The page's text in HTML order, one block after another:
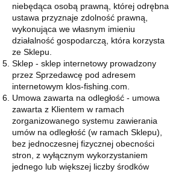
niebędąca osobą prawną, której odrębna
ustawa przyznaje zdolność prawną,
wykonująca we własnym imieniu
działalność gospodarczą, która korzysta
ze Sklepu.
Sklep - sklep internetowy prowadzony
przez Sprzedawcę pod adresem
internetowym klos-fishing.com.
Umowa zawarta na odległość - umowa
zawarta z Klientem w ramach
zorganizowanego systemu zawierania
umów na odległość (w ramach Sklepu),
bez jednoczesnej fizycznej obecności
stron, z wyłącznym wykorzystaniem
jednego lub większej liczby środków